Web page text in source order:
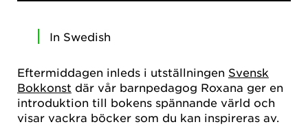
In Swedish
Eftermiddagen inleds i utställningen Svensk
Bokkonst där vår barnpedagog Roxana ger en
introduktion till bokens spännande värld och
visar vackra böcker som du kan inspireras av.